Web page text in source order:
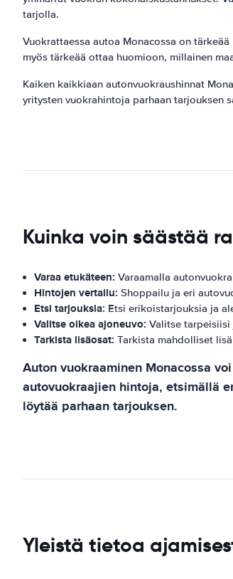
tarjolla.
Vuokrattaessa autoa Monacossa on
myös tärkeää ottaa huomioon, millainen
Kaiken kaikkiaan autonvuokraushinnat
yritysten vuokrahintoja parhaan tarjouksen
Kuinka voin säästää
Varaa etukäteen: Varaamalla
Hintojen vertailu: Shoppailu ja eri
Etsi tarjouksia: Etsi erikoistarjouksia ja
Valitse oikea ajoneuvo: Valitse tarpeisiisi
Tarkista lisäosat: Tarkista mahdolliset
Auton vuokraaminen Monacossa
autovuokraajien hintoja, etsimällä
löytää parhaan tarjouksen.
Yleistä tietoa